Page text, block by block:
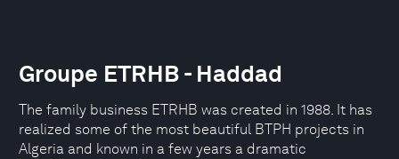
Groupe ETRHB - Haddad
The family business ETRHB was created in 1988. It has
realized some of the most beautiful BTPH projects in
Algeria and known in a few years a dramatic